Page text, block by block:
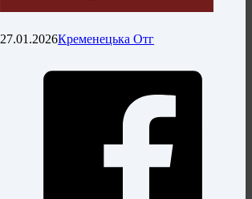
27.01.2026Кременецька Отг